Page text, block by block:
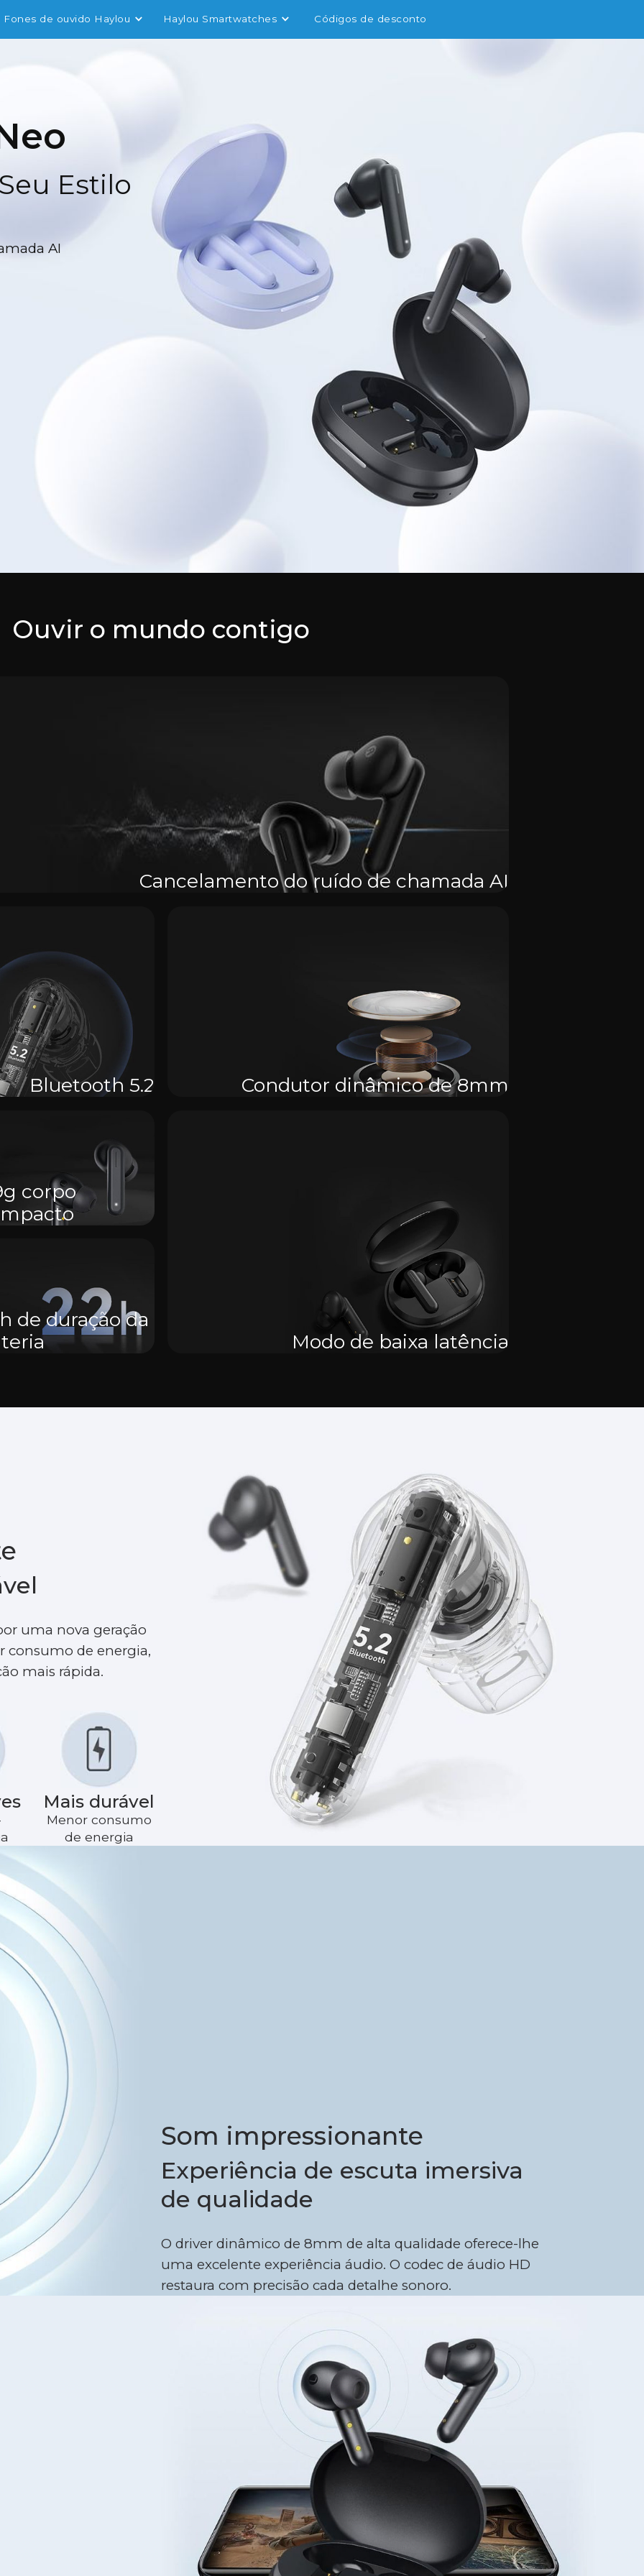
Fones de ouvido Haylou Haylou Smartwatches Códigos de desconto
Estilo
AI
Ouvir o mundo contigo
Cancelamento do ruído de chamada AI
Bluetooth 5.2 Condutor dinâmico de 8mm
corpo
de duração da
Modo de baixa latência
uma nova geração
consumo de energia,
mais rápida.
Mais durável
Menor consumo
de energia
Som impressionante
Experiência de escuta imersiva
de qualidade
O driver dinâmico de 8mm de alta qualidade oferece-lhe
uma excelente experiência áudio. O codec de áudio HD
restaura com precisão cada detalhe sonoro.